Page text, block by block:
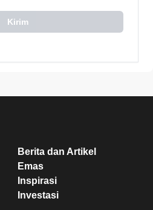
Kirim
Berita dan Artikel
Emas
Inspirasi
Investasi